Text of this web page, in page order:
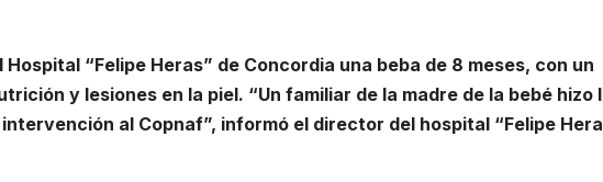
“Felipe Heras” de Concordia una beba de 8 meses, con un
y lesiones en la piel. “Un familiar de la madre de la bebé hizo
al Copnaf”, informó el director del hospital “Felipe